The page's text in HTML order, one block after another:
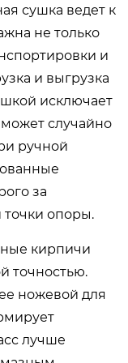
сушка ведет к
не только
и
и выгрузка
исключает
случайно
ручной
за
опоры.
кирпичи
точностью.
ножевой для
лучше